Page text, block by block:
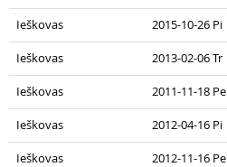
Ieškovas 2015-10-26 Pi
Ieškovas 2013-02-06 Tr
Ieškovas 2011-11-18 Pe
Ieškovas 2012-04-16 Pi
Ieškovas 2012-11-16 Pe